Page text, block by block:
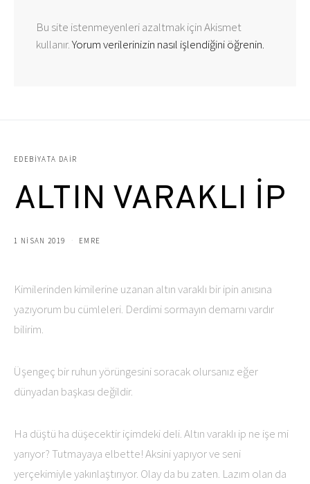
Bu site istenmeyenleri azaltmak için Akismet
kullanır.Yorum verilerinizin nasıl işlendiğini öğrenin.
EDEBIYATA DAIR
ALTIN VARAKLI İP
1 NISAN 2019 EMRE
Kimilerinden kimilerine uzanan altın varaklı bir ipin anısına
yazıyorum bu cümleleri. Derdimi sormayın demarnı vardır
bilirim.
Üşengeç bir ruhun yörüngesini soracak olursanız eğer
dünyadan başkası değildir.
Ha düştü ha düşecektir içimdeki deli. Altın varaklı ip ne işe mi
yarıyor? Tutmayaya elbette! Aksini yapıyor ve seni
yerçekimiyle yakınlaştırıyor. Olay da bu zaten. Lazım olan da